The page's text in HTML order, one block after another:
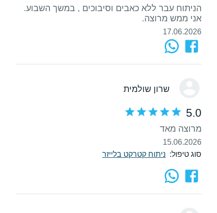
הניתוח עבר ללא כאבים וסיבוכים , במשך השבוע.
אני ממש מרוצה.
17.06.2026
שרון שולמית
5.0
מרוצה מאד
15.06.2026
סוג טיפול: ניתוח קטרקט בלייזר